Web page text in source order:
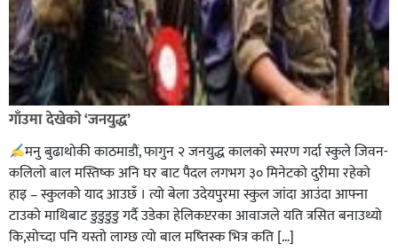
गाँउमा देखेकाे ‘जनयुद्ध’
मनु बुढाथोकी काठमाडौं, फागुन २ जनयुद्ध कालको स्मरण गर्दा स्कुले जिवन-
कलिलो बाल मस्तिष्क अनि घर बाट पैदल लगभग ३० मिनेटको दुरीमा रहेको
हाइ – स्कुलको याद आउछँ । त्यो बेला उदेयपुरमा स्कुल जांदा आउंदा आफ्ना
टाउको माथिबाट डुडुडुडु गर्दै उडेका हेलिकप्टरका आवाजले यति त्रसित बनाउथ्यो
कि,सोच्दा पनि यस्तो लाग्छ त्यो बाल मष्तिस्क भित्र कति […]